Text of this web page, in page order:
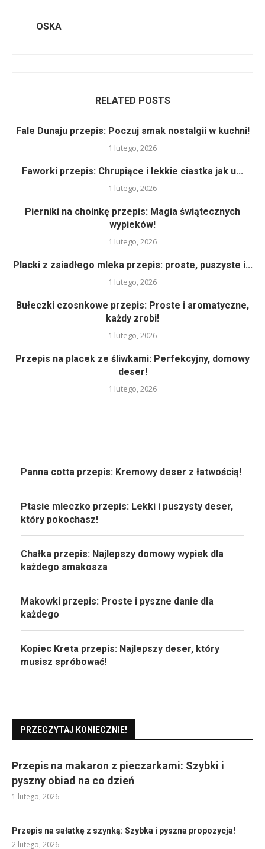
OSKA
RELATED POSTS
Fale Dunaju przepis: Poczuj smak nostalgii w kuchni!
1 lutego, 2026
Faworki przepis: Chrupiące i lekkie ciastka jak u...
1 lutego, 2026
Pierniki na choinkę przepis: Magia świątecznych
wypieków!
1 lutego, 2026
Placki z zsiadłego mleka przepis: proste, puszyste i...
1 lutego, 2026
Bułeczki czosnkowe przepis: Proste i aromatyczne,
każdy zrobi!
1 lutego, 2026
Przepis na placek ze śliwkami: Perfekcyjny, domowy
deser!
1 lutego, 2026
Panna cotta przepis: Kremowy deser z łatwością!
Ptasie mleczko przepis: Lekki i puszysty deser,
który pokochasz!
Chałka przepis: Najlepszy domowy wypiek dla
każdego smakosza
Makowki przepis: Proste i pyszne danie dla
każdego
Kopiec Kreta przepis: Najlepszy deser, który
musisz spróbować!
PRZECZYTAJ KONIECZNIE!
Przepis na makaron z pieczarkami: Szybki i
pyszny obiad na co dzień
1 lutego, 2026
Przepis na sałatkę z szynką: Szybka i pyszna propozycja!
2 lutego, 2026